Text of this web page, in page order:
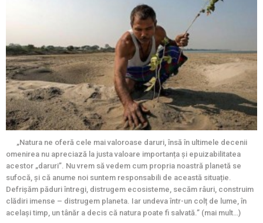
„Natura ne oferă cele mai valoroase daruri, însă în ultimele decenii
omenirea nu apreciază la justa valoare importanța și epuizabilitatea
acestor „daruri”. Nu vrem să vedem cum propria noastră planetă se
sufocă, și că anume noi suntem responsabili de această situație.
Defrișăm păduri întregi, distrugem ecosisteme, secăm râuri, construim
clădiri imense – distrugem planeta. Iar undeva într-un colț de lume, în
același timp, un tânăr a decis că natura poate fi salvată.” (mai mult…)